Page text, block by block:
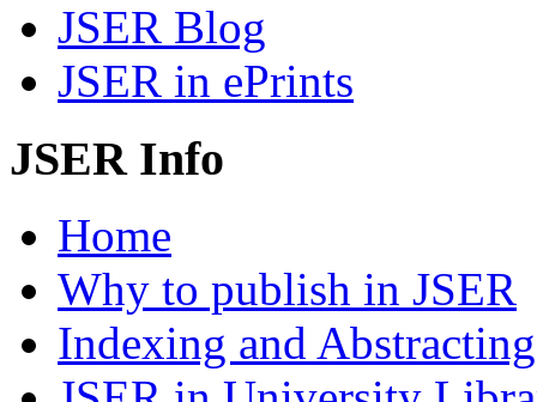
JSER Blog
JSER in ePrints
JSER Info
Home
Why to publish in JSER
Indexing and Abstracting